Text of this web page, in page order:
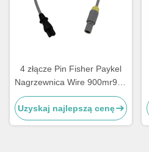
4 złącze Pin Fisher Paykel
Nagrzewnica Wire 900mr901
Złącze 3 Pin Adapter
Uzyskaj najlepszą cenę